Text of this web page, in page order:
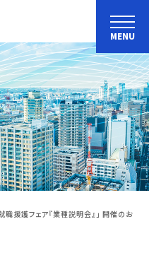
MENU
援護フェア『業種説明会』」 開催のお